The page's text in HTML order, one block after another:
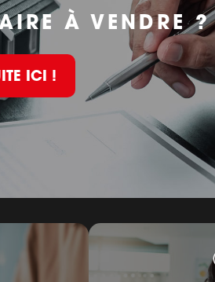
À VENDRE ?
ICI !